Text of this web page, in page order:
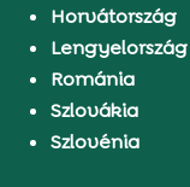
Horvátország
Lengyelország
Románia
Szlovákia
Szlovénia